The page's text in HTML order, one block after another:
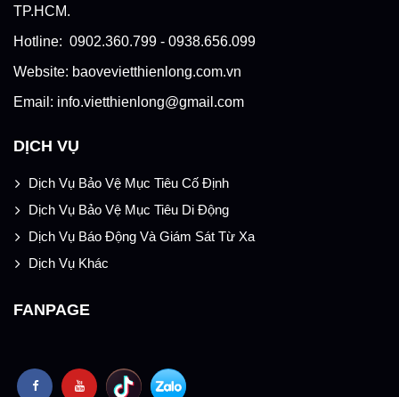
TP.HCM.
Hotline: 0902.360.799 - 0938.656.099
Website: baovevietthienlong.com.vn
Email: info.vietthienlong@gmail.com
DỊCH VỤ
Dịch Vụ Bảo Vệ Mục Tiêu Cố Định
Dịch Vụ Bảo Vệ Mục Tiêu Di Động
Dịch Vụ Báo Động Và Giám Sát Từ Xa
Dịch Vụ Khác
FANPAGE